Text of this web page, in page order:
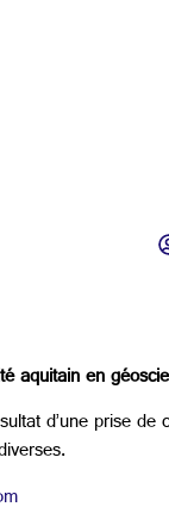
aquitain en
d’une prise de